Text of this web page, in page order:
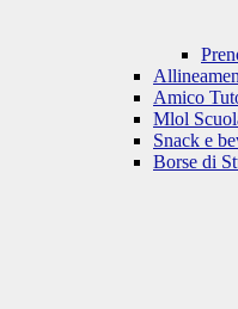
Amico
Mlol
Snack e
Borse di